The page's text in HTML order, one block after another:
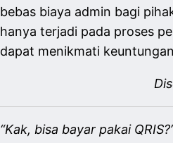
bebas biaya admin bagi
hanya terjadi pada proses
dapat menikmati
“Kak, bisa bayar pakai